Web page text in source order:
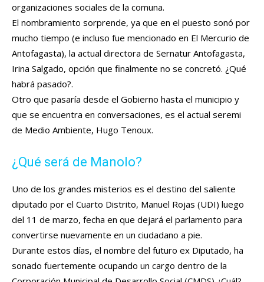
organizaciones sociales de la comuna.
El nombramiento sorprende, ya que en el puesto sonó por
mucho tiempo (e incluso fue mencionado en El Mercurio de
Antofagasta), la actual directora de Sernatur Antofagasta,
Irina Salgado, opción que finalmente no se concretó. ¿Qué
habrá pasado?.
Otro que pasaría desde el Gobierno hasta el municipio y
que se encuentra en conversaciones, es el actual seremi
de Medio Ambiente, Hugo Tenoux.
¿Qué será de Manolo?
Uno de los grandes misterios es el destino del saliente
diputado por el Cuarto Distrito, Manuel Rojas (UDI) luego
del 11 de marzo, fecha en que dejará el parlamento para
convertirse nuevamente en un ciudadano a pie.
Durante estos días, el nombre del futuro ex Diputado, ha
sonado fuertemente ocupando un cargo dentro de la